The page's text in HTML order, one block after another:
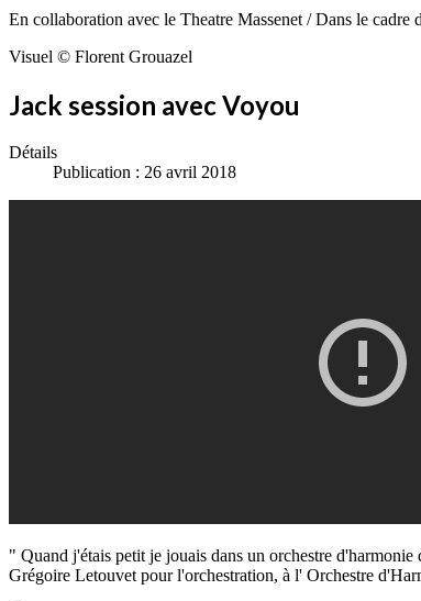
En collaboration avec le Theatre Massenet / Dans le cadre
Visuel © Florent Grouazel
Jack session avec Voyou
Détails
Publication : 26 avril 2018
" Quand j'étais petit je jouais dans un orchestre
Grégoire Letouvet pour l'orchestration, à l' Orchestre